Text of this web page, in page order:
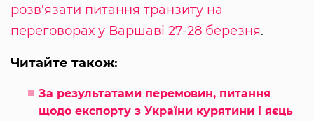
розв'язати питання транзиту на
переговорах у Варшаві 27-28 березня.
Читайте також:
За результатами перемовин, питання
щодо експорту з України курятини і яєць